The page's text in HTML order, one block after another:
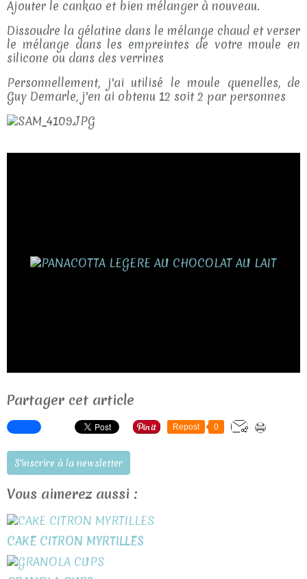
Ajouter le cankao et bien mélanger à nouveau.
Dissoudre la gélatine dans le mélange chaud et verser
le mélange dans les empreintes de votre moule en
silicone ou dans des verrines
Personnellement, j'ai utilisé le moule quenelles, de
Guy Demarle, j'en ai obtenu 12 soit 2 par personnes
Partager cet article
Repost 0
S'inscrire à la newsletter
Vous aimerez aussi :
CAKE CITRON MYRTILLES